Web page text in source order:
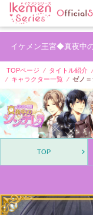
イケメン王宮◆真夜中
TOPページ タイトル紹介
キャラクター一覧
ゼノ＝
TOP